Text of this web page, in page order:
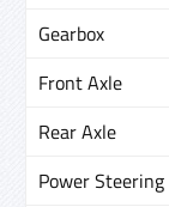
Gearbox
Front Axle
Rear Axle
Power Steering